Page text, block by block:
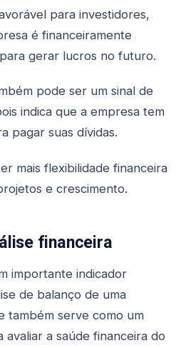
para investidores,
é financeiramente
gerar lucros no futuro.
pode ser um sinal de
indica que a empresa tem
pagar suas dívidas.
mais flexibilidade financeira
e crescimento.
financeira
importante indicador
de balanço de uma
também serve como um
a saúde financeira do